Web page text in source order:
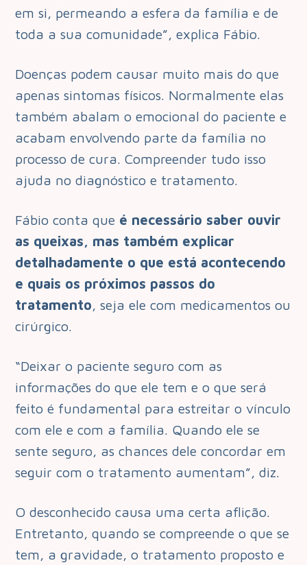
em si, permeando a esfera da família e de
toda a sua comunidade”, explica Fábio.
Doenças podem causar muito mais do que
apenas sintomas físicos. Normalmente elas
também abalam o emocional do paciente e
acabam envolvendo parte da família no
processo de cura. Compreender tudo isso
ajuda no diagnóstico e tratamento.
Fábio conta que é necessário saber ouvir
as queixas, mas também explicar
detalhadamente o que está acontecendo
e quais os próximos passos do
tratamento, seja ele com medicamentos ou
cirúrgico.
“Deixar o paciente seguro com as
informações do que ele tem e o que será
feito é fundamental para estreitar o vínculo
com ele e com a família. Quando ele se
sente seguro, as chances dele concordar em
seguir com o tratamento aumentam”, diz.
O desconhecido causa uma certa aflição.
Entretanto, quando se compreende o que se
tem, a gravidade, o tratamento proposto e